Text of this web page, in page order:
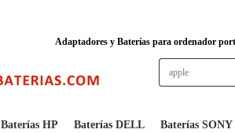
Adaptadores y Baterías para ordenador
Baterías HP Baterías DELL Baterías SONY